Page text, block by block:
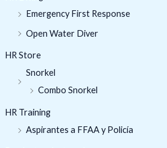
Emergency First Response
Open Water Diver
HR Store
Snorkel
Combo Snorkel
HR Training
Aspirantes a FFAA y Policía